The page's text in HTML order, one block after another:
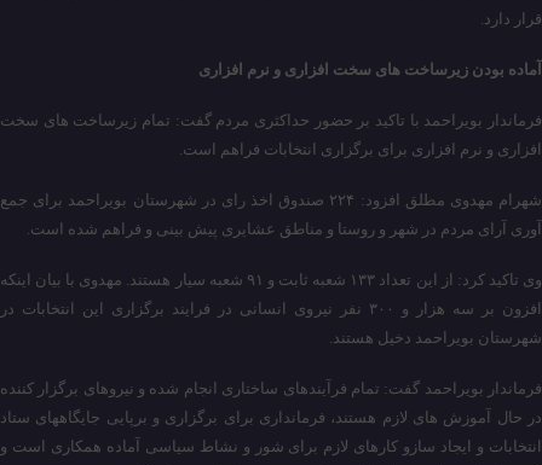
قرار دارد.
آماده بودن زیرساخت های سخت افزاری و نرم افزاری
فرماندار بویراحمد با تاکید بر حضور حداکثری مردم گفت: تمام زیرساخت های سخت
افزاری و نرم افزاری برای برگزاری انتخابات فراهم است.
شهرام مهدوی مطلق افزود: ۲۲۴ صندوق اخذ رای در شهرستان بویراحمد برای جمع
آوری آرای مردم در شهر و روستا و مناطق عشایری پیش بینی و فراهم شده است.
وی تاکید کرد: از این تعداد ۱۳۳ شعبه ثابت و ۹۱ شعبه سیار هستند. مهدوی با بیان اینکه
افزون بر سه هزار و ۳۰۰ نفر نیروی انسانی در فرایند برگزاری این انتخابات در
شهرستان بویراحمد دخیل هستند.
فرماندار بویراحمد گفت: تمام فرآیندهای ساختاری انجام شده و نیروهای برگزار کننده
در حال آموزش های لازم هستند، فرمانداری برای برگزاری و برپایی جایگاههای ستاد
انتخابات و ایجاد سازو کارهای لازم برای شور و نشاط سیاسی آماده همکاری است و